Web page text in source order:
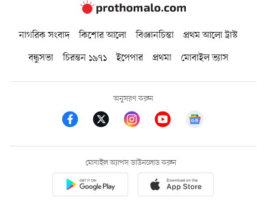
নাগরিক সংবাদ কিশোর আলো বিজ্ঞানচিন্তা
প্রথম আলো ট্রাস্ট
বন্ধুসভা
চিরন্তন ১৯৭১ ইপেপার প্রথমা মোবাইল ভ্যাস
অনুসরণ করুন
মোবাইল অ্যাপস ডাউনলোড করুন